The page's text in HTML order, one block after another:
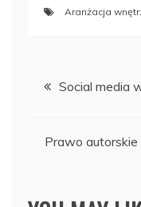
Aranżacja
Nawigacja
Social media
Prawo